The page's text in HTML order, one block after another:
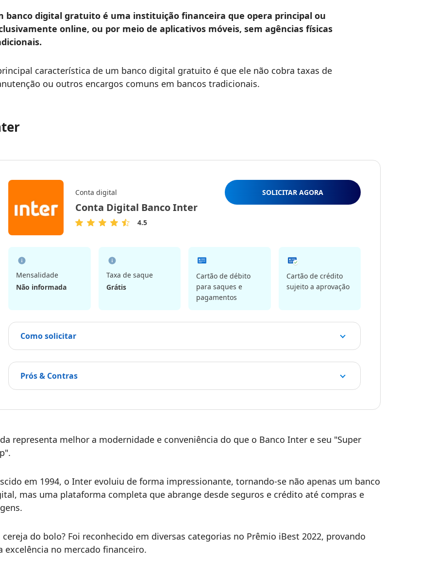
banco digital gratuito é uma instituição financeira que opera principal ou
online, ou por meio de aplicativos móveis, sem agências físicas
característica de um banco digital gratuito é que ele não cobra taxas de
ou outros encargos comuns em bancos tradicionais.
Conta digital
Conta Digital Banco Inter
4.5
4.5
SOLICITAR AGORA
Mensalidade
Não informada
Taxa de saque
Grátis
Cartão de débito
para saques e
pagamentos
Cartão de crédito
sujeito a aprovação
Como solicitar
Prós & Contras
representa melhor a modernidade e conveniência do que o Banco Inter e seu "Super
em 1994, o Inter evoluiu de forma impressionante, tornando-se não apenas um banco
mas uma plataforma completa que abrange desde seguros e crédito até compras e
cereja do bolo? Foi reconhecido em diversas categorias no Prêmio iBest 2022, provando
excelência no mercado financeiro.